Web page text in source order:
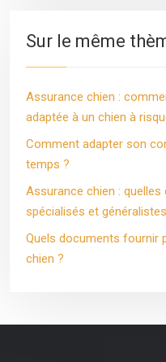
Sur le même
Assurance chien :
adaptée à un chien à
Comment adapter son
temps ?
Assurance chien :
spécialisés et
Quels documents fournir
chien ?